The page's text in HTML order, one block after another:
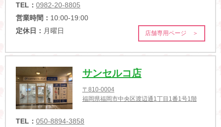
TEL： 0982-20-8805
営業時間： 10:00-19:00
定休日： 月曜日 店舗専用ページ ＞
サンセルコ店
〒810-0004
福岡県福岡市中央区渡辺通1丁目1番1号1階
TEL： 050-8894-3858